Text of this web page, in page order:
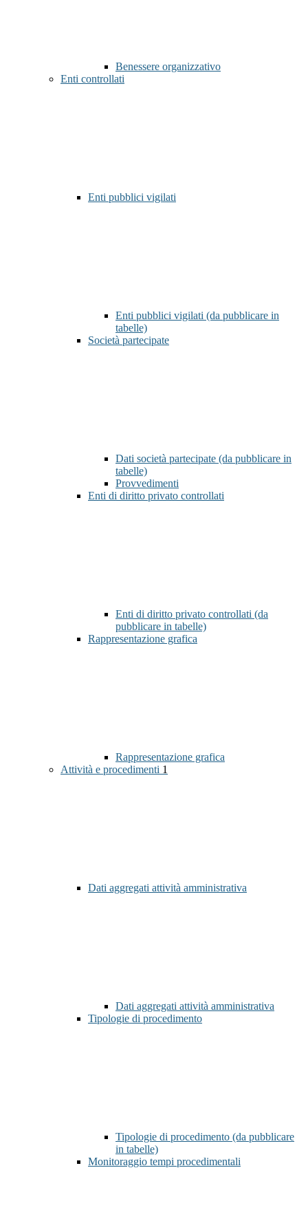
Benessere organizzativo
Enti controllati
Enti pubblici vigilati
Enti pubblici vigilati (da pubblicare in
tabelle)
Società partecipate
Dati società partecipate (da pubblicare in
tabelle)
Provvedimenti
Enti di diritto privato controllati
Enti di diritto privato controllati (da
pubblicare in tabelle)
Rappresentazione grafica
Rappresentazione grafica
Attività e procedimenti 1
Dati aggregati attività amministrativa
Dati aggregati attività amministrativa
Tipologie di procedimento
Tipologie di procedimento (da pubblicare
in tabelle)
Monitoraggio tempi procedimentali